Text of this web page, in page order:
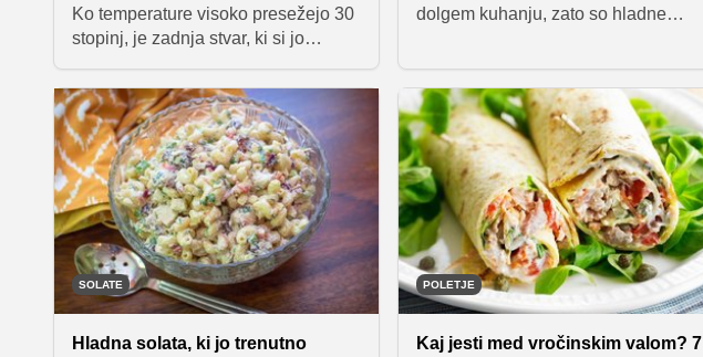
Ko temperature visoko presežejo 30
stopinj, je zadnja stvar, ki si jo
kuhanje. Pečica ostane ugasnjena,
težke jedi pa zamenjajo sveže, hitro
pripravljene kombinacije, ki nas
nasitijo, a ne obremenijo.
dolgem kuhanju, zato so hladne
kakovostnih beljakovin, prehranskih
vlaknin in obilice zelenjave
predstavlja preprost in uravnotežen
obrok, ki lahko prispeva k daljšemu
občutku sitosti in lažjemu nadzoru
telesne teže.
SOLATE
Hladna solata, ki jo trenutno
POLETJE
Kaj jesti med vročinskim valom? 7